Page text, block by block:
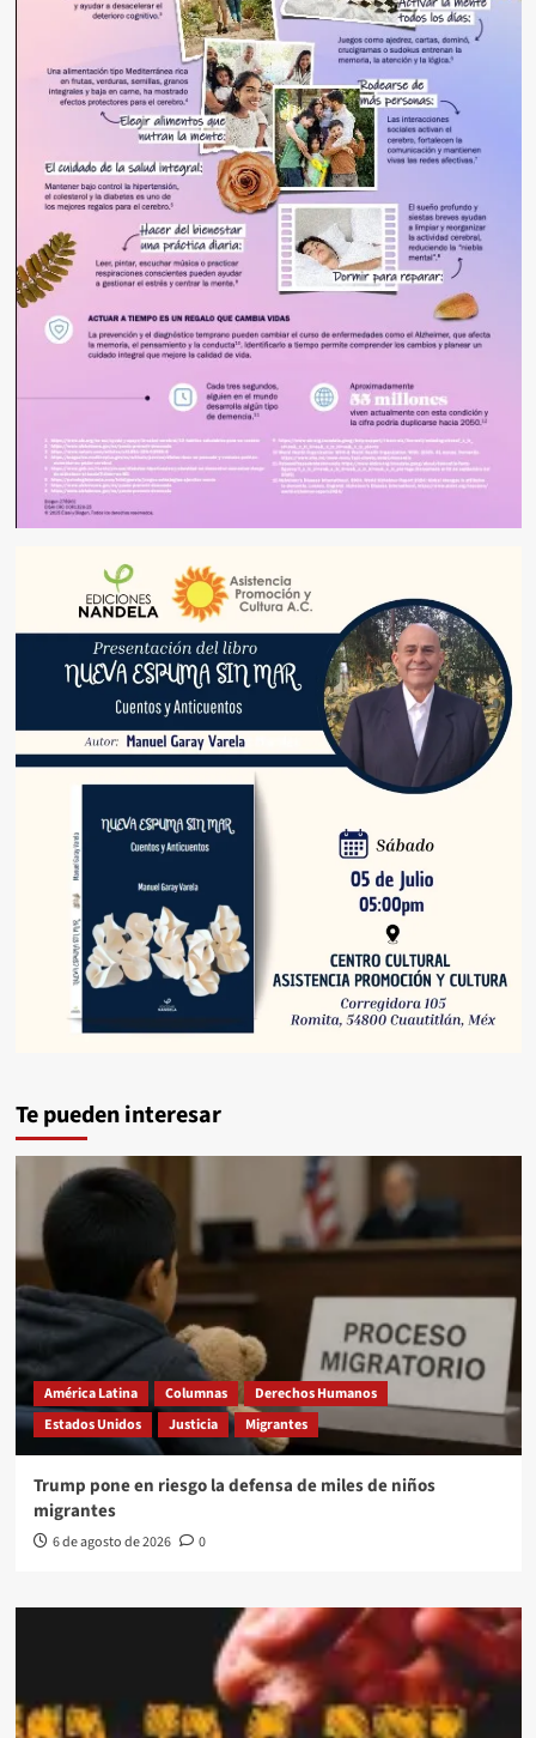
Te pueden interesar
América Latina Columnas
Derechos Humanos
Estados Unidos
Justicia Migrantes
Trump pone en riesgo la defensa de miles de niños
migrantes
6 de agosto de 2026 0